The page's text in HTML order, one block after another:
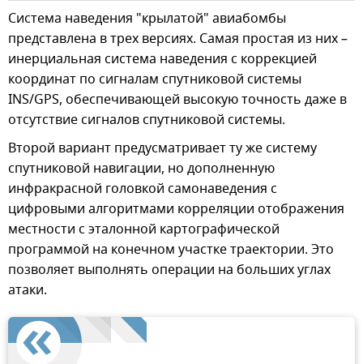
Система наведения "крылатой" авиабомбы
представлена в трех версиях. Самая простая из них –
инерциальная система наведения с коррекцией
координат по сигналам спутниковой системы
INS/GPS, обеспечивающей высокую точность даже в
отсутствие сигналов спутниковой системы.
Второй вариант предусматривает ту же систему
спутниковой навигации, но дополненную
инфракрасной головкой самонаведения с
цифровыми алгоритмами корреляции отображения
местности с эталонной картографической
программой на конечном участке траектории. Это
позволяет выполнять операции на больших углах
атаки.